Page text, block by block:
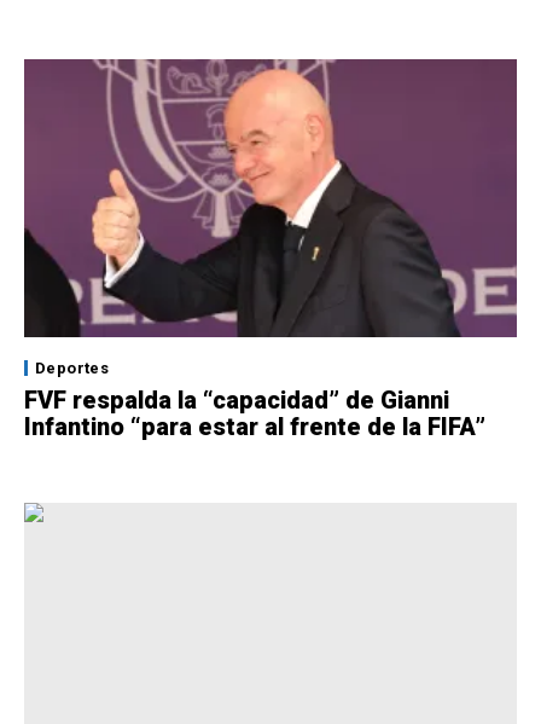
Deportes
FVF respalda la “capacidad” de Gianni
Infantino “para estar al frente de la FIFA”